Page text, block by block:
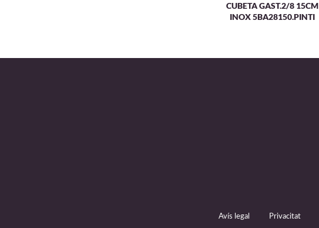
CUBETA GAST.2/8 15CM
INOX 5BA28150.PINTI
Avís legal Privacitat